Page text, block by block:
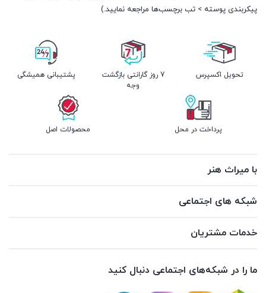
پیکربندی پوسته > تب برچسب‌ها مراجعه نمایید.)
تحویل اکسپرس
7 روز گارانتی بازگشت
وجه
پشتیبانی همیشگی
پرداخت در محل محصولات اصل
با میراث هنر
شبکه های اجتماعی
خدمات مشتریان
ما را در شبکه‌های اجتماعی دنبال کنید